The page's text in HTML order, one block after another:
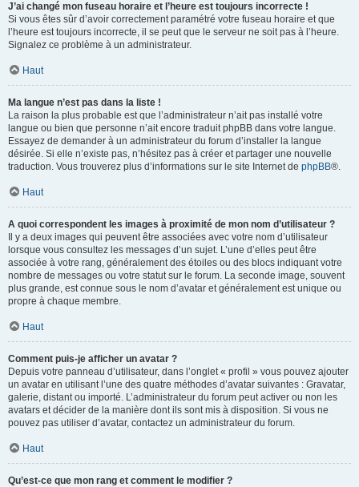
J’ai changé mon fuseau horaire et l’heure est toujours incorrecte !
Si vous êtes sûr d’avoir correctement paramétré votre fuseau horaire et que
l’heure est toujours incorrecte, il se peut que le serveur ne soit pas à l’heure.
Signalez ce problème à un administrateur.
Haut
Ma langue n’est pas dans la liste !
La raison la plus probable est que l’administrateur n’ait pas installé votre
langue ou bien que personne n’ait encore traduit phpBB dans votre langue.
Essayez de demander à un administrateur du forum d’installer la langue
désirée. Si elle n’existe pas, n’hésitez pas à créer et partager une nouvelle
traduction. Vous trouverez plus d’informations sur le site Internet de phpBB®.
Haut
A quoi correspondent les images à proximité de mon nom d’utilisateur ?
Il y a deux images qui peuvent être associées avec votre nom d’utilisateur
lorsque vous consultez les messages d’un sujet. L’une d’elles peut être
associée à votre rang, généralement des étoiles ou des blocs indiquant votre
nombre de messages ou votre statut sur le forum. La seconde image, souvent
plus grande, est connue sous le nom d’avatar et généralement est unique ou
propre à chaque membre.
Haut
Comment puis-je afficher un avatar ?
Depuis votre panneau d’utilisateur, dans l’onglet « profil » vous pouvez ajouter
un avatar en utilisant l’une des quatre méthodes d’avatar suivantes : Gravatar,
galerie, distant ou importé. L’administrateur du forum peut activer ou non les
avatars et décider de la manière dont ils sont mis à disposition. Si vous ne
pouvez pas utiliser d’avatar, contactez un administrateur du forum.
Haut
Qu’est-ce que mon rang et comment le modifier ?